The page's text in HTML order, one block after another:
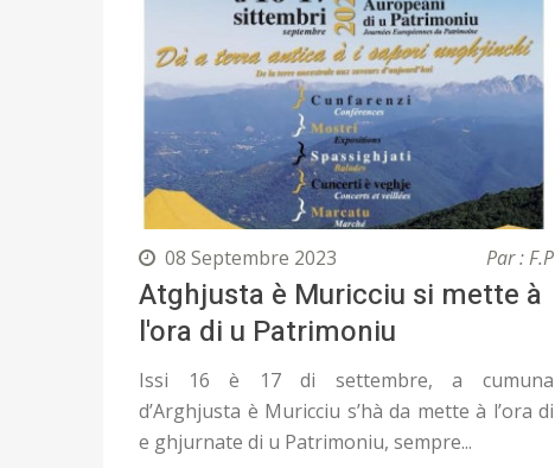
08 Septembre 2023 Par : F.P
Atghjusta è Muricciu si mette à
l'ora di u Patrimoniu
Issi 16 è 17 di settembre, a cumuna
d’Arghjusta è Muricciu s’hà da mette à l’ora di
e ghjurnate di u Patrimoniu, sempre...